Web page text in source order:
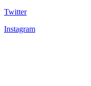
Twitter
Instagram